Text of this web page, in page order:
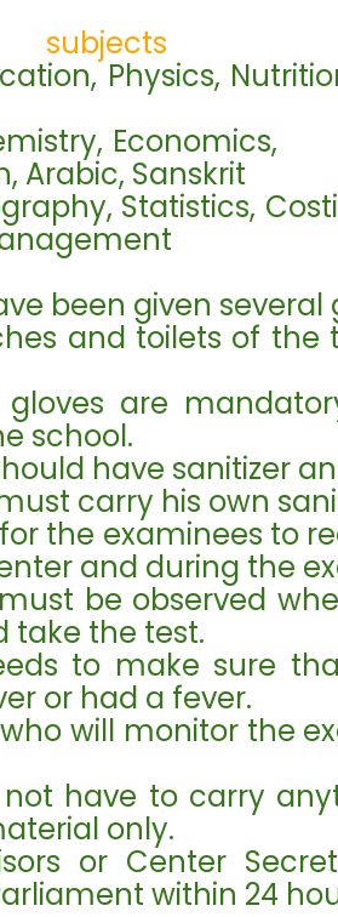
subjects
Education,
Arabic, Sanskrit
been given several
and toilets of
are
school.
have sanitizer
carry his own
the examinees to
and during the
be observed
take the test.
to make sure
or had a fever.
will monitor the
not have to carry
only.
or Center
within 24